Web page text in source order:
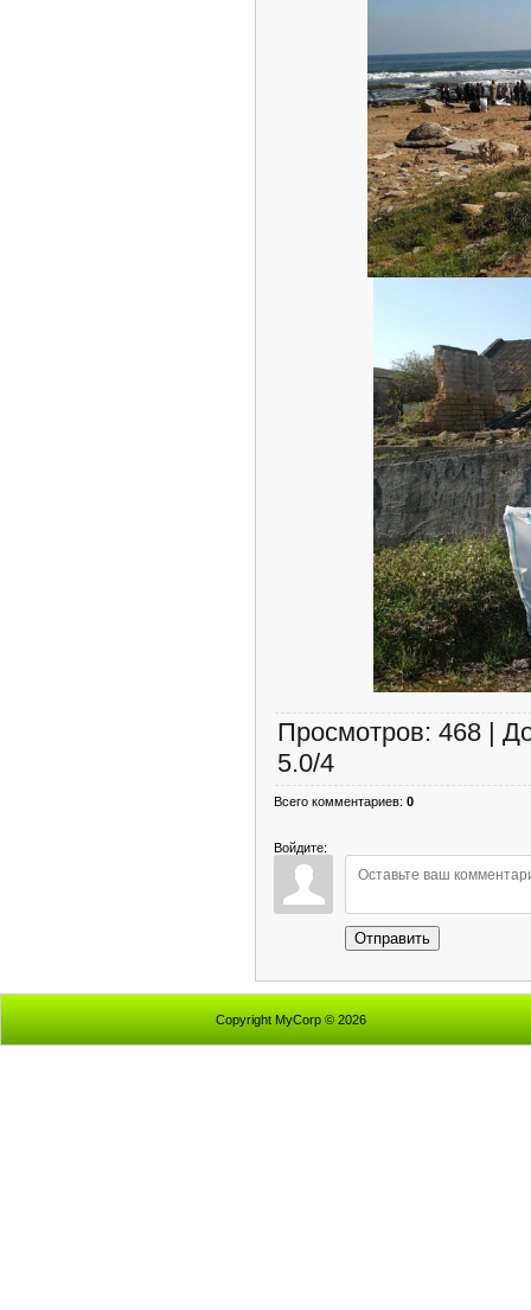
Просмотров: 468 |
5.0/4
Всего комментариев: 0
Войдите:
Отправить
Copyright MyCorp © 2026